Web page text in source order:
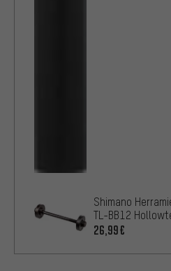
Shimano
TL-BB12
26,99€